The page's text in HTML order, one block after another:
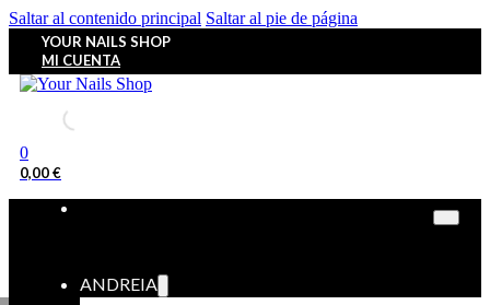
Saltar al contenido principal Saltar al pie de página
YOUR NAILS SHOP
MI CUENTA
0
0,00€
ANDREIA